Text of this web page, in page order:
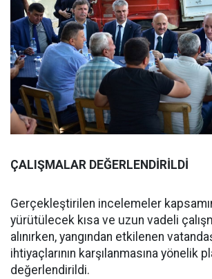
ÇALIŞMALAR DEĞERLENDİRİLDİ
Gerçekleştirilen incelemeler
yürütülecek kısa ve uzun vadeli
alınırken, yangından etkilenen
ihtiyaçlarının karşılanmasına yönelik
değerlendirildi.